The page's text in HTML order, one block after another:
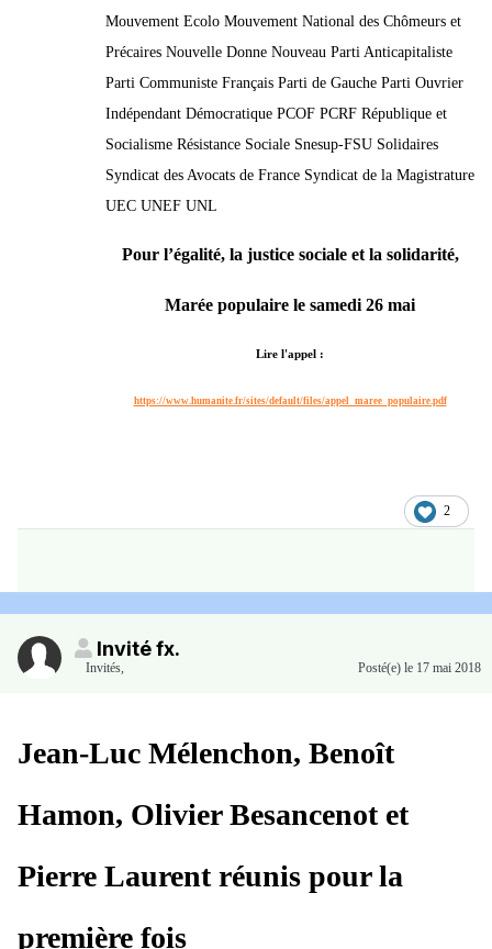
Mouvement Ecolo Mouvement National des Chômeurs et
Précaires Nouvelle Donne Nouveau Parti Anticapitaliste
Parti Communiste Français Parti de Gauche Parti Ouvrier
Indépendant Démocratique PCOF PCRF République et
Socialisme Résistance Sociale Snesup-FSU Solidaires
Syndicat des Avocats de France Syndicat de la Magistrature
UEC UNEF UNL
Pour l’égalité, la justice sociale et la solidarité,
Marée populaire le samedi 26 mai
Lire l'appel :
https://www.humanite.fr/sites/default/files/appel_maree_populaire.pdf
2
Invité fx.
Invités, Posté(e) le 17 mai 2018
Jean-Luc Mélenchon, Benoît
Hamon, Olivier Besancenot et
Pierre Laurent réunis pour la
première fois